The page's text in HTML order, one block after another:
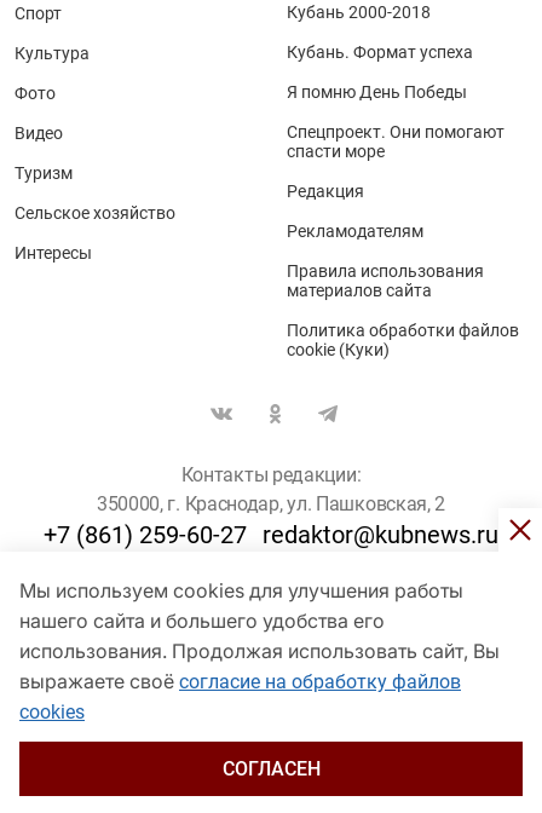
Мы используем cookies для улучшения работы
нашего сайта и большего удобства его
использования. Продолжая использовать сайт, Вы
выражаете своё согласие на обработку файлов
cookies
СОГЛАСЕН
Спорт
Культура
Фото
Видео
Туризм
Сельское хозяйство
Интересы
Кубань 2000-2018
Кубань. Формат успеха
Я помню День Победы
Спецпроект. Они помогают
спасти море
Редакция
Рекламодателям
Правила использования
материалов сайта
Политика обработки файлов
cookie (Куки)
Контакты редакции:
350000, г. Краснодар, ул. Пашковская, 2
+7 (861) 259-60-27 redaktor@kubnews.ru
Для пользователей старше 16 лет
© Кубанские Новости, 2017
Сетевое издание «kubnews» зарегистрировано Федеральной
службой по надзору в сфере связи, информационных технологий
и массовых коммуникаций (Роскомнадзор). Регистрационный
Пашковская, 2). Главный редактор – Филиппов О. Ю.